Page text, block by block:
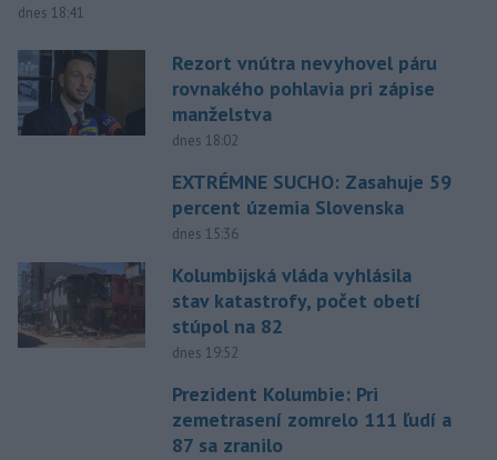
dnes 18:41
Rezort vnútra nevyhovel páru
rovnakého pohlavia pri zápise
manželstva
dnes 18:02
EXTRÉMNE SUCHO: Zasahuje 59
percent územia Slovenska
dnes 15:36
Kolumbijská vláda vyhlásila
stav katastrofy, počet obetí
stúpol na 82
dnes 19:52
Prezident Kolumbie: Pri
zemetrasení zomrelo 111 ľudí a
87 sa zranilo